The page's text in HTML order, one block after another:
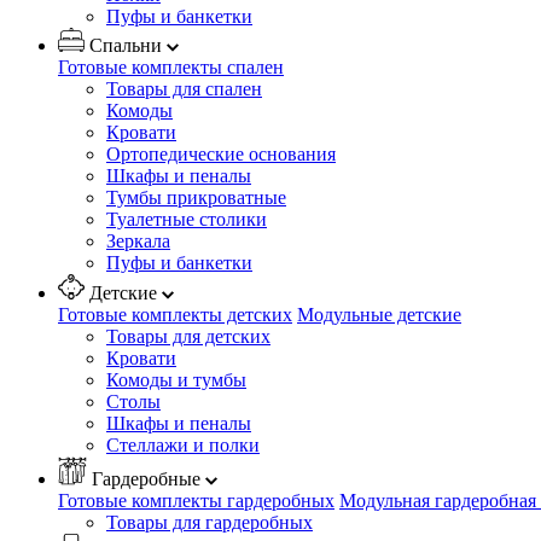
Пуфы и банкетки
Спальни
Готовые комплекты спален
Товары для спален
Комоды
Кровати
Ортопедические основания
Шкафы и пеналы
Тумбы прикроватные
Туалетные столики
Зеркала
Пуфы и банкетки
Детские
Готовые комплекты детских Модульные детские
Товары для детских
Кровати
Комоды и тумбы
Столы
Шкафы и пеналы
Стеллажи и полки
Гардеробные
Готовые комплекты гардеробных Модульная
Товары для гардеробных